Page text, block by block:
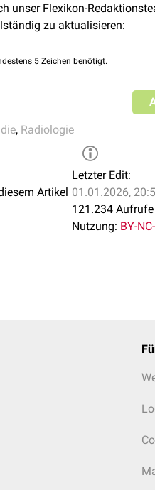
Winkel beschreibt der CE-
des Hüftkopfs. BeiCoxa
unser Flexikon-
zu aktualisieren:
5 Zeichen benötigt.
, Radiologie
Artikel
Letzter Edit:
01.01.2026,
121.234 Aufrufe
Nutzung: BY-